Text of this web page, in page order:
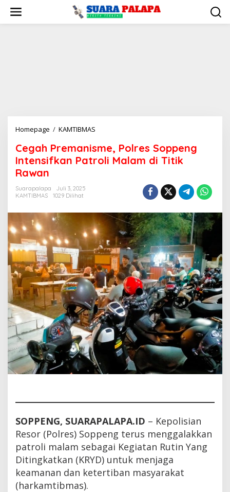
konten
Homepage / KAMTIBMAS
Polres
Soppeng
Titik
Rawan
Cegah Premanisme, Polres Soppeng
Intensifkan Patroli Malam di Titik
Rawan
Suarapalapa
Juli 3, 2025
KAMTIBMAS
1029 Dilihat
SOPPENG, SUARAPALAPA.ID – Kepolisian
Resor (Polres) Soppeng terus menggalakkan
patroli malam sebagai Kegiatan Rutin Yang
Ditingkatkan (KRYD) untuk menjaga
keamanan dan ketertiban masyarakat
(harkamtibmas).